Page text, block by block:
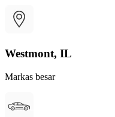
Westmont, IL
Markas besar